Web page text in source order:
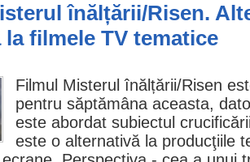
înălțării/Risen.
filmele TV tematice
Filmul Misterul înălțării/Risen
pentru săptămâna aceasta,
este abordat subiectul
este o alternativă la producţiile